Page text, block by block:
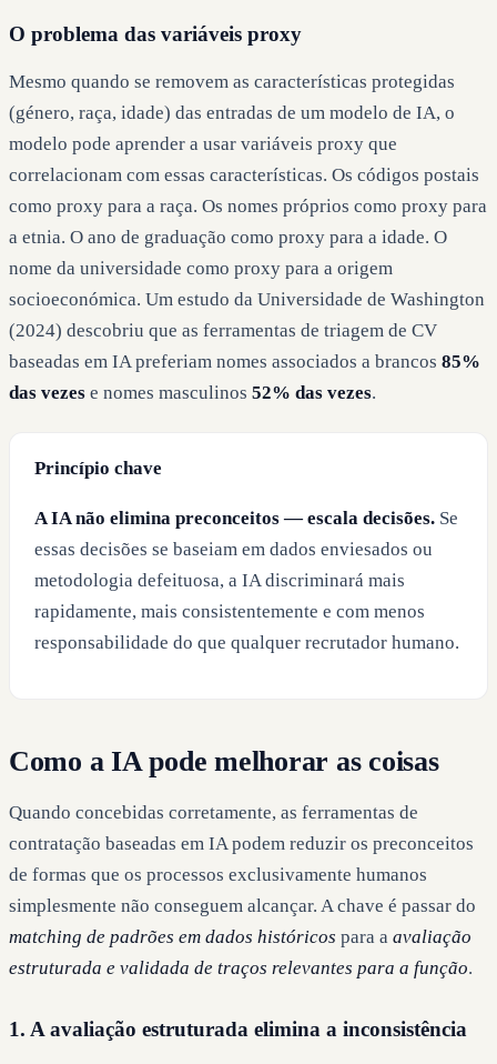
O problema das variáveis proxy
Mesmo quando se removem as características protegidas
(género, raça, idade) das entradas de um modelo de IA, o
modelo pode aprender a usar variáveis proxy que
correlacionam com essas características. Os códigos postais
como proxy para a raça. Os nomes próprios como proxy para
a etnia. O ano de graduação como proxy para a idade. O
nome da universidade como proxy para a origem
socioeconómica. Um estudo da Universidade de Washington
(2024) descobriu que as ferramentas de triagem de CV
baseadas em IA preferiam nomes associados a brancos 85%
das vezes e nomes masculinos 52% das vezes.
Princípio chave
A IA não elimina preconceitos — escala decisões.Se
essas decisões se baseiam em dados enviesados ou
metodologia defeituosa, a IA discriminará mais
rapidamente, mais consistentemente e com menos
responsabilidade do que qualquer recrutador humano.
Como a IA pode melhorar as coisas
Quando concebidas corretamente, as ferramentas de
contratação baseadas em IA podem reduzir os preconceitos
de formas que os processos exclusivamente humanos
simplesmente não conseguem alcançar. A chave é passar do
matching de padrões em dados históricos para a avaliação
estruturada e validada de traços relevantes para a função.
1. A avaliação estruturada elimina a inconsistência